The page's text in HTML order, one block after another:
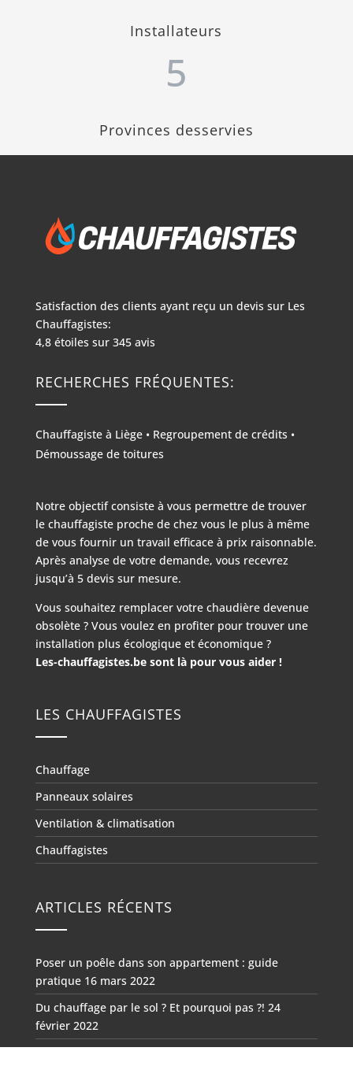
Installateurs
5
Provinces desservies
Satisfaction des clients ayant reçu un devis sur Les
Chauffagistes:
4,8étoiles sur 345avis
RECHERCHES FRÉQUENTES:
Chauffagiste à Liège• Regroupement de crédits •
Démoussage de toitures
Notre objectif consiste à vous permettre de trouver
le chauffagiste proche de chez vous le plus à même
de vous fournir un travail efficace à prix raisonnable.
Après analyse de votre demande, vous recevrez
jusqu’à 5 devis sur mesure.
Vous souhaitez remplacer votre chaudière devenue
obsolète ? Vous voulez en profiter pour trouver une
installation plus écologique et économique ?
Les-chauffagistes.be sont là pour vous aider !
LES CHAUFFAGISTES
Chauffage
Panneaux solaires
Ventilation & climatisation
Chauffagistes
ARTICLES RÉCENTS
Poser un poêle dans son appartement : guide
pratique 16 mars 2022
Du chauffage par le sol ? Et pourquoi pas ?! 24
février 2022
Freedam : les atouts considérables du chauffage